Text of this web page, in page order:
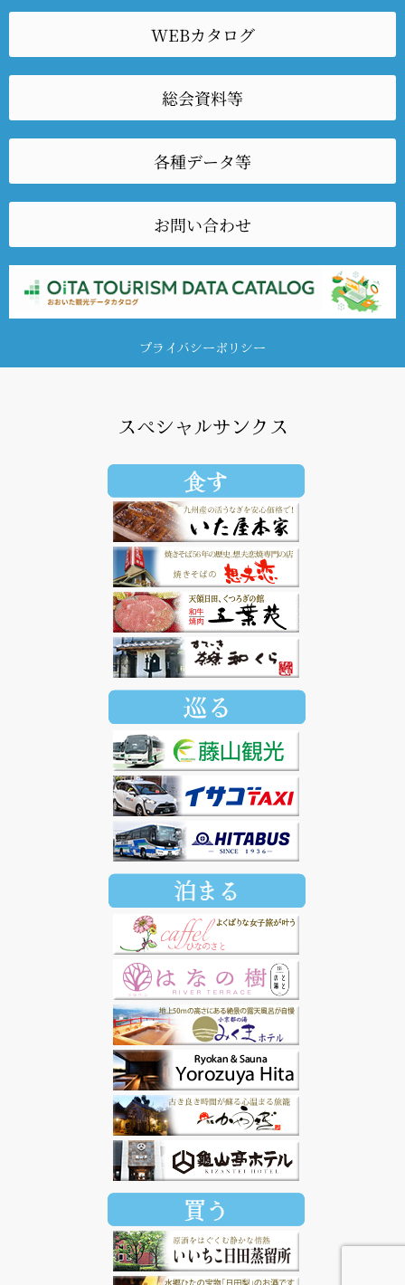
WEBカタログ
総会資料等
各種データ等
お問い合わせ
プライバシーポリシー
スペシャルサンクス